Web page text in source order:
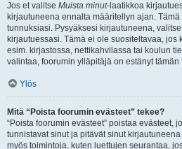
Jos et valitse Muista minut-laatikkoa
kirjautuneena ennalta määritellyn ajan.
tunnuksiasi. Pysyäksesi kirjautuneena, valitse
kirjautuessasi. Tämä ei ole suositeltavaa, jos
esim. kirjastossa, nettikahvilassa tai koulun
valintaa, foorumin ylläpitäjä on estänyt
Ylös
Mitä “Poista foorumin evästeet” tekee?
“Poista foorumin evästeet” poistaa evästeet,
tunnistavat sinut ja pitävät sinut
myös toimintoja, kuten luettujen seurantaa,